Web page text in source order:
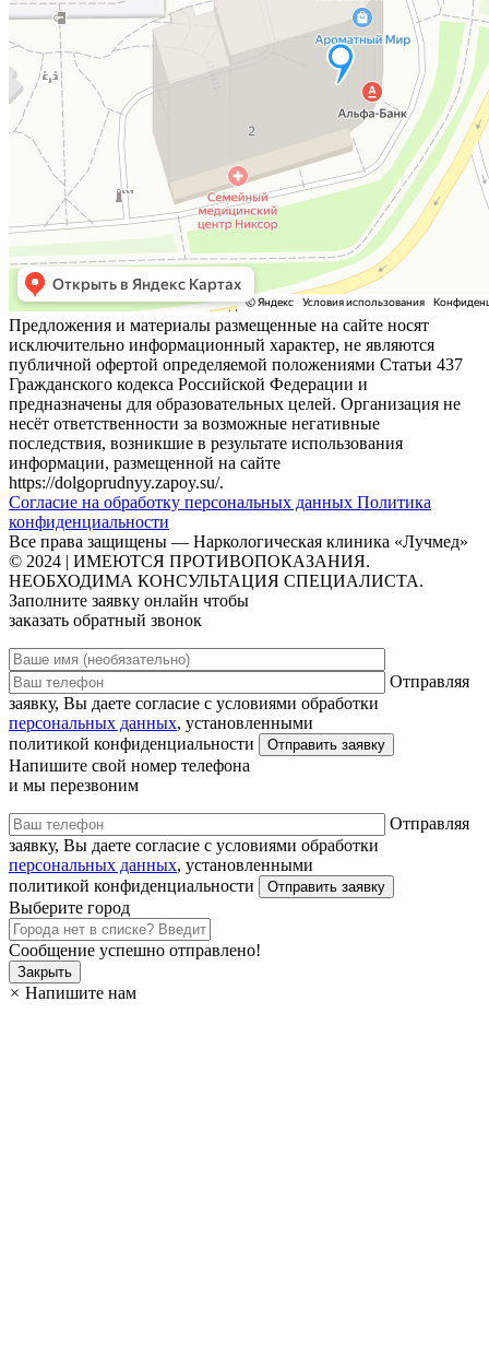
Предложения и материалы размещенные на сайте носят
исключительно информационный характер, не являются
публичной офертой определяемой положениями Статьи 437
Гражданского кодекса Российской Федерации и
предназначены для образовательных целей. Организация не
несёт ответственности за возможные негативные
последствия, возникшие в результате использования
информации, размещенной на сайте
https://dolgoprudnyy.zapoy.su/.
Согласие на обработку персональных данных Политика
конфиденциальности
Все права защищены — Наркологическая клиника «Лучмед»
© 2024 | ИМЕЮТСЯ ПРОТИВОПОКАЗАНИЯ.
НЕОБХОДИМА КОНСУЛЬТАЦИЯ СПЕЦИАЛИСТА.
Заполните заявку онлайн чтобы
заказать обратный звонок
Отправляя
заявку, Вы даете согласие с условиями обработки
персональных данных, установленными
политикой конфиденциальности
Напишите свой номер телефона
и мы перезвоним
Отправляя
заявку, Вы даете согласие с условиями обработки
персональных данных, установленными
политикой конфиденциальности
Выберите город
Сообщение успешно отправлено!
Закрыть
× Напишите нам